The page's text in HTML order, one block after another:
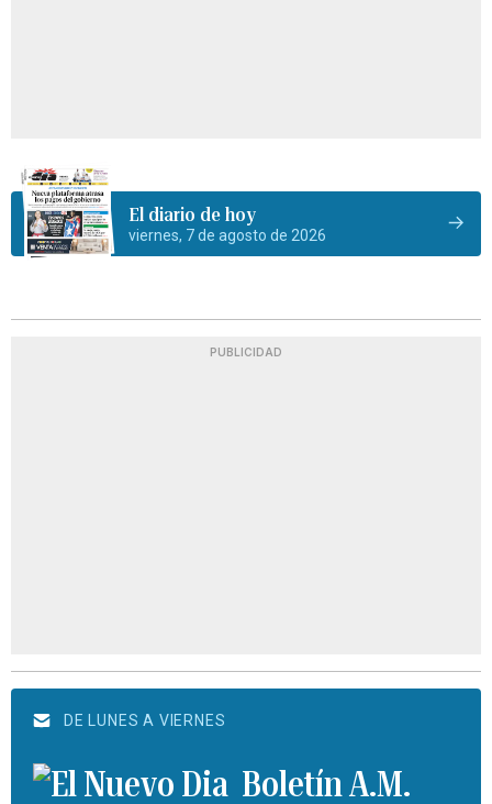
El diario de hoy
viernes, 7 de agosto de 2026
PUBLICIDAD
DE LUNES A VIERNES
Boletín A.M.